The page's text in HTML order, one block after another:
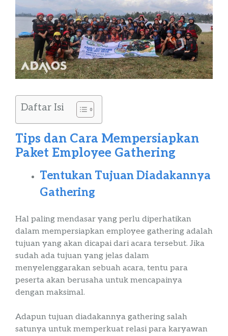
Daftar Isi
Tips dan Cara Mempersiapkan
Paket Employee Gathering
Tentukan Tujuan Diadakannya
Gathering
Hal paling mendasar yang perlu diperhatikan
dalam mempersiapkan employee gathering adalah
tujuan yang akan dicapai dari acara tersebut. Jika
sudah ada tujuan yang jelas dalam
menyelenggarakan sebuah acara, tentu para
peserta akan berusaha untuk mencapainya
dengan maksimal.
Adapun tujuan diadakannya gathering salah
satunya untuk memperkuat relasi para karyawan